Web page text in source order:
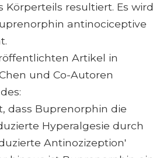
Körperteils resultiert. Es wird
antinociceptive
Artikel in
und Co-Autoren
dass Buprenorphin die
Hyperalgesie durch
Antinozizeption'